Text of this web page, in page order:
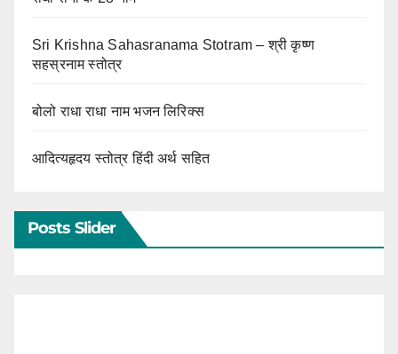
Sri Krishna Sahasranama Stotram – श्री कृष्ण
सहस्रनाम स्तोत्र
बोलो राधा राधा नाम भजन लिरिक्स
आदित्यहृदय स्तोत्र हिंदी अर्थ सहित
Posts Slider